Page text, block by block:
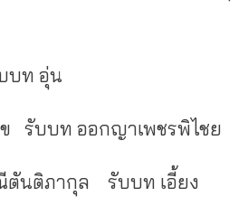
บท อุ่น
รับบท ออกญาเพชรพิไชย
ตันติภากุล รับบท เอี้ยง